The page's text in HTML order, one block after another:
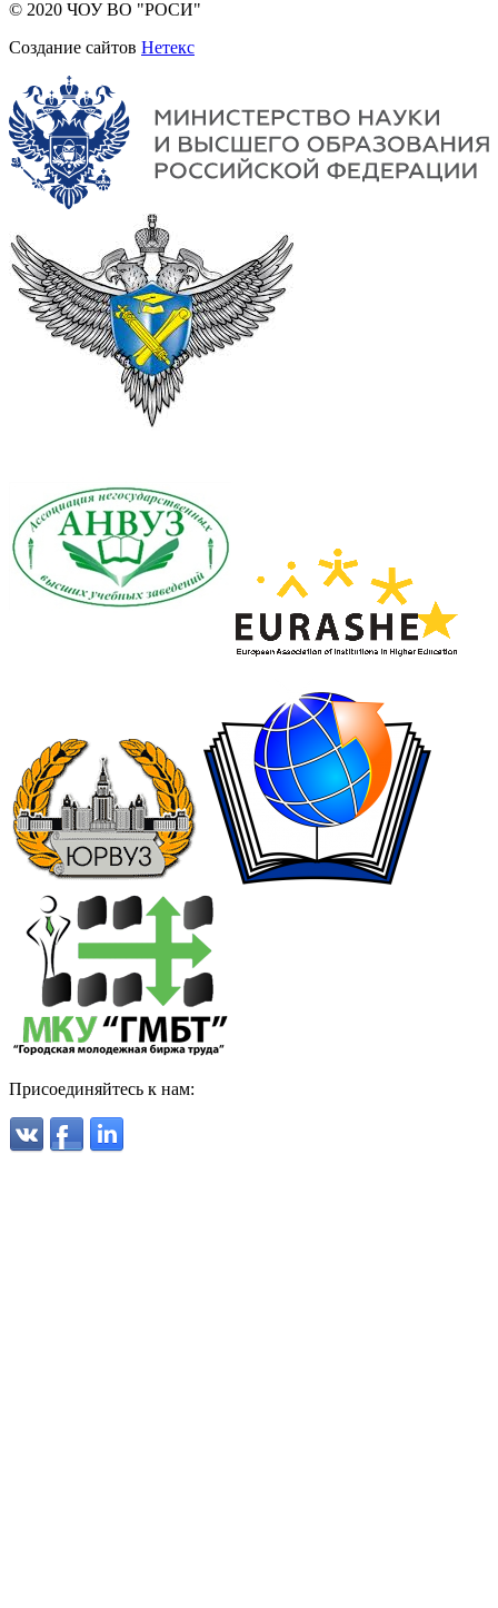
© 2020 ЧОУ ВО "РОСИ"
Создание сайтов Нетекс
Присоединяйтесь к нам: